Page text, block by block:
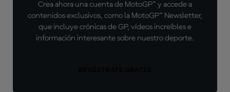
Crea ahora una cuenta de MotoGP™ y accede a
contenidos exclusivos, como la MotoGP™ Newsletter,
que incluye crónicas de GP, vídeos increíbles e
información interesante sobre nuestro deporte.